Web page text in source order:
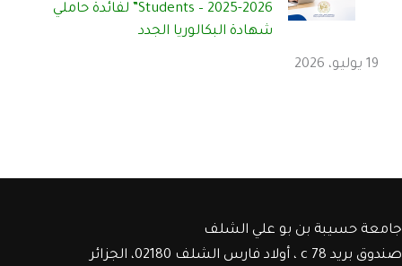
Students – 2025-2026” لفائدة حاملي
شهادة البكالوريا الجدد
19 يوليو، 2026
جامعة حسيبة بن بو علي الشلف
صندوق بريد c 78 ، أولاد فارس الشلف 02180، الجزائر